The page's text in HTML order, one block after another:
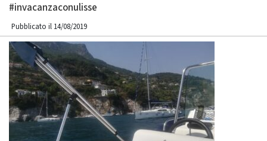
#invacanzaconulisse
Pubblicato il 14/08/2019